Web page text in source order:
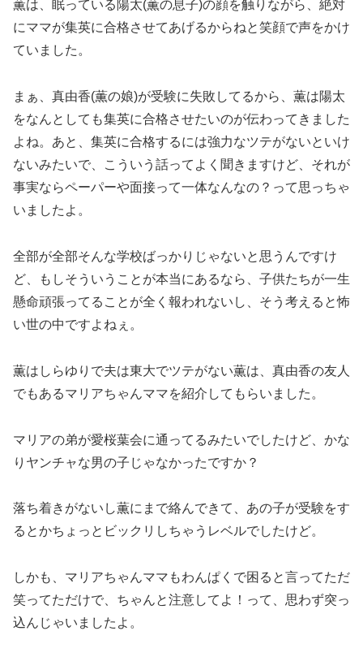
薫は、眠っている陽太(薫の息子)の顔を触りながら、絶対
にママが集英に合格させてあげるからねと笑顔で声をかけ
ていました。
まぁ、真由香(薫の娘)が受験に失敗してるから、薫は陽太
をなんとしても集英に合格させたいのが伝わってきました
よね。あと、集英に合格するには強力なツテがないといけ
ないみたいで、こういう話ってよく聞きますけど、それが
事実ならペーパーや面接って一体なんなの？って思っちゃ
いましたよ。
全部が全部そんな学校ばっかりじゃないと思うんですけ
ど、もしそういうことが本当にあるなら、子供たちが一生
懸命頑張ってることが全く報われないし、そう考えると怖
い世の中ですよねぇ。
薫はしらゆりで夫は東大でツテがない薫は、真由香の友人
でもあるマリアちゃんママを紹介してもらいました。
マリアの弟が愛桜葉会に通ってるみたいでしたけど、かな
りヤンチャな男の子じゃなかったですか？
落ち着きがないし薫にまで絡んできて、あの子が受験をす
るとかちょっとビックリしちゃうレベルでしたけど。
しかも、マリアちゃんママもわんぱくで困ると言ってただ
笑ってただけで、ちゃんと注意してよ！って、思わず突っ
込んじゃいましたよ。